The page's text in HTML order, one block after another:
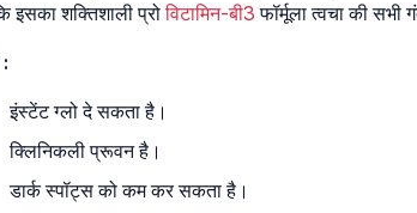
इसका शक्तिशाली प्रोविटामिन-बी3 फॉर्मूला त्वचा की
इंस्टेंट ग्लो दे सकता है।
क्लिनिकली प्रूवन है।
डार्क स्पॉट्स को कम कर सकता है।